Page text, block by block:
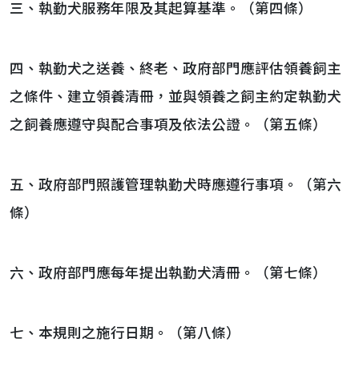
三、執勤犬服務年限及其起算基準。（第四條）
四、執勤犬之送養、終老、政府部門應評估領養飼主
之條件、建立領養清冊，並與領養之飼主約定執勤犬
之飼養應遵守與配合事項及依法公證。（第五條）
五、政府部門照護管理執勤犬時應遵行事項。（第六
條）
六、政府部門應每年提出執勤犬清冊。（第七條）
七、本規則之施行日期。（第八條）